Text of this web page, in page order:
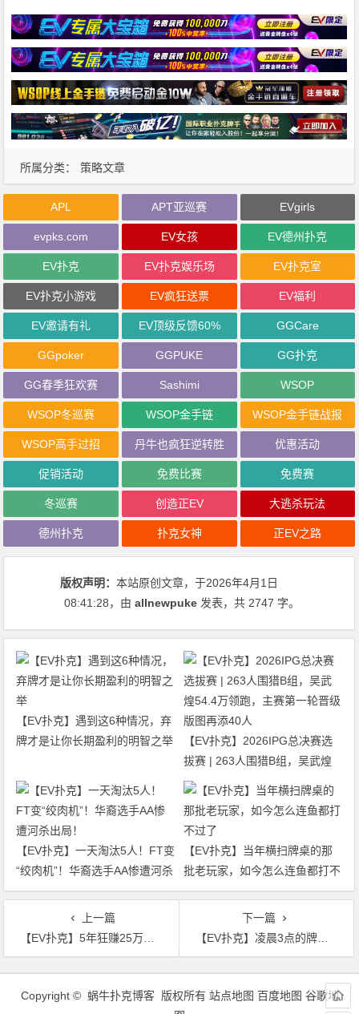
所属分类： 策略文章
APL APT亚巡赛 EVgirls
evpks.com EV女孩 EV德州扑克
EV扑克 EV扑克娱乐场 EV扑克室
EV扑克小游戏 EV疯狂送票 EV福利
EV邀请有礼 EV顶级反馈60% GGCare
GGpoker GGPUKE GG扑克
GG春季狂欢赛 Sashimi WSOP
WSOP冬巡赛 WSOP金手链 WSOP金手链战报
WSOP高手过招 丹牛也疯狂逆转胜 优惠活动
促销活动 免费比赛 免费赛
冬巡赛 创造正EV 大逃杀玩法
德州扑克 扑克女神 正EV之路
版权声明：本站原创文章，于2026年4月1日
08:41:28，由allnewpuke 发表，共 2747 字。
【EV扑克】遇到这6种情况，弃
牌才是让你长期盈利的明智之举
【EV扑克】2026IPG总决赛选
拔赛 | 263人围猎B组，吴武煌
54.4万领跑，主赛第一轮晋级版
【EV扑克】一天淘汰5人！FT变
“绞肉机”！华裔选手AA惨遭河杀
出局！
【EV扑克】当年横扫牌桌的那
批老玩家，如今怎么连鱼都打不
过了
上一篇
【EV扑克】5年狂赚25万美元！Reddit大神亲曝扑克赚钱手册：普通人也能复制的8条铁律
下一篇
【EV扑克】凌晨3点的牌桌：他输光5000刀后，靠“少玩牌”月赚23个buy-in
文
Copyright © 蜗牛扑克博客 版权所有 站点地图 百度地图 谷歌地